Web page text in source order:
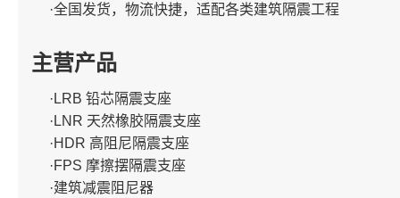
·全国发货，物流快捷，适配各类建筑隔震工程
主营产品
·LRB 铅芯隔震支座
·LNR 天然橡胶隔震支座
·HDR 高阻尼隔震支座
·FPS 摩擦摆隔震支座
·建筑减震阻尼器